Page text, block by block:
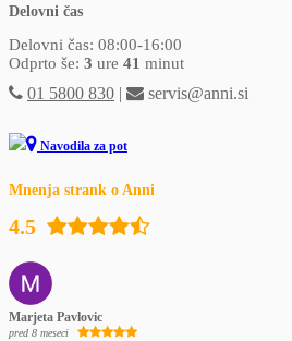
Delovni čas
Delovni čas: 08:00-16:00
Odprto še: 3 ure 41 minut
01 5800 830 | servis@anni.si
Navodila za pot
Mnenja strank o Anni
4.5
Marjeta Pavlovic
pred 8 meseci